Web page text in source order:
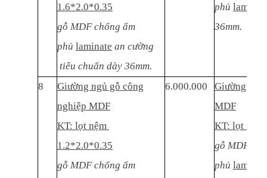
1.6*2.0*0.35
gỗ MDF chống ẩm
phủ laminate an cường
tiêu chuẩn dày 36mm.
phủ
36mm.
8
Giường ngủ gỗ công
nghiệp MDF
KT: lọt nệm
1.2*2.0*0.35
gỗ MDF chống ẩm
6.000.000
Giường
MDF
KT: lọt
gỗ MDF
phủ